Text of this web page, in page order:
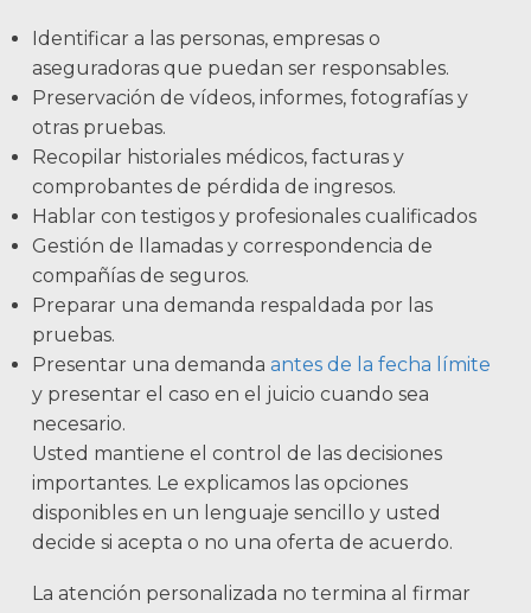
Identificar a las personas, empresas o
aseguradoras que puedan ser responsables.
Preservación de vídeos, informes, fotografías y
otras pruebas.
Recopilar historiales médicos, facturas y
comprobantes de pérdida de ingresos.
Hablar con testigos y profesionales cualificados
Gestión de llamadas y correspondencia de
compañías de seguros.
Preparar una demanda respaldada por las
pruebas.
Presentar una demanda antes de la fecha límite
y presentar el caso en el juicio cuando sea
necesario.
Usted mantiene el control de las decisiones
importantes. Le explicamos las opciones
disponibles en un lenguaje sencillo y usted
decide si acepta o no una oferta de acuerdo.
La atención personalizada no termina al firmar